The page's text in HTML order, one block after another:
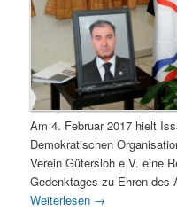
Am 4. Februar 2017 hielt
Demokratischen
Verein Gütersloh e.V. eine
Gedenktages zu Ehren des
Weiterlesen →